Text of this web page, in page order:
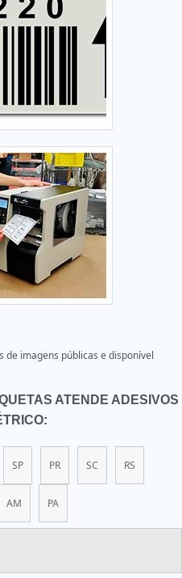
de imagens públicas e disponível
ATENDE ADESIVOS
SP PR SC RS
AM PA